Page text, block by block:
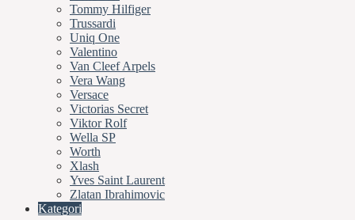
Tommy Hilfiger
Trussardi
Uniq One
Valentino
Van Cleef Arpels
Vera Wang
Versace
Victorias Secret
Viktor Rolf
Wella SP
Worth
Xlash
Yves Saint Laurent
Zlatan Ibrahimovic
Kategori